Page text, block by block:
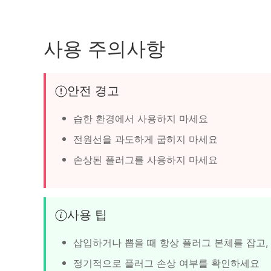
사용 주의사항
안전 경고
습한 환경에서 사용하지 마세요
전원선을 과도하게 굽히지 마세요
손상된 플러그를 사용하지 마세요
사용 팁
삽입하거나 뽑을 때 항상 플러그 본체를 잡고
정기적으로 플러그 손상 여부를 확인하세요